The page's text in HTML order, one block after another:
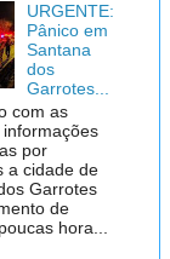
URGENTE:
Pânico em
Santana
dos
Garrotes...
com as
por
a cidade de
Garrotes
de
hora...